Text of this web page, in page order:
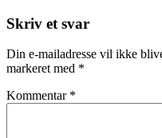
Skriv et svar
Din e-mailadresse vil ikke
markeret med *
Kommentar *